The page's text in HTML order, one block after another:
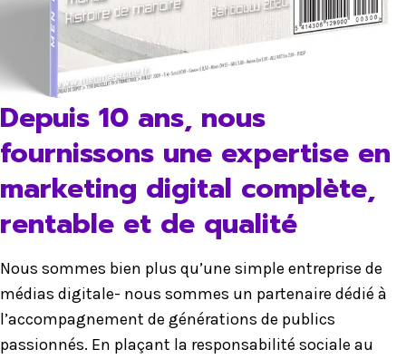
Depuis 10 ans, nous
fournissons une expertise en
marketing digital complète,
rentable et de qualité
Nous sommes bien plus qu’une simple entreprise de
médias digitale- nous sommes un partenaire dédié à
l’accompagnement de générations de publics
passionnés. En plaçant la responsabilité sociale au